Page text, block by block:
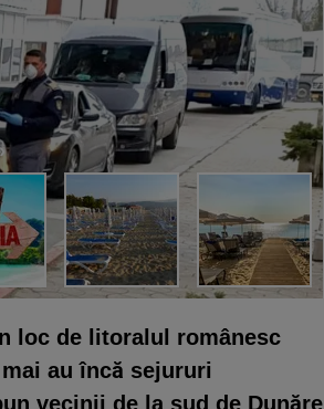
loc de litoralul românesc
au încă sejururi
vecinii de la sud de Dunăre